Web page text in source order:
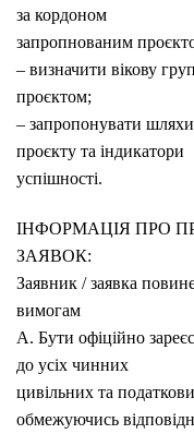
за кордоном
запропнованим
– визначити вікову
проєктом;
– запропонувати шляхи
проєкту та індикатори
успішності.
ІНФОРМАЦІЯ ПРО
ЗАЯВОК:
Заявник / заявка
вимогам
A. Бути офіційно
до усіх чинних
цивільних та
обмежуючись